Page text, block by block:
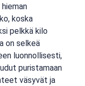
koska
pelkkä kilo
on selkeä
luonnollisesti,
puristamaan
väsyvät ja